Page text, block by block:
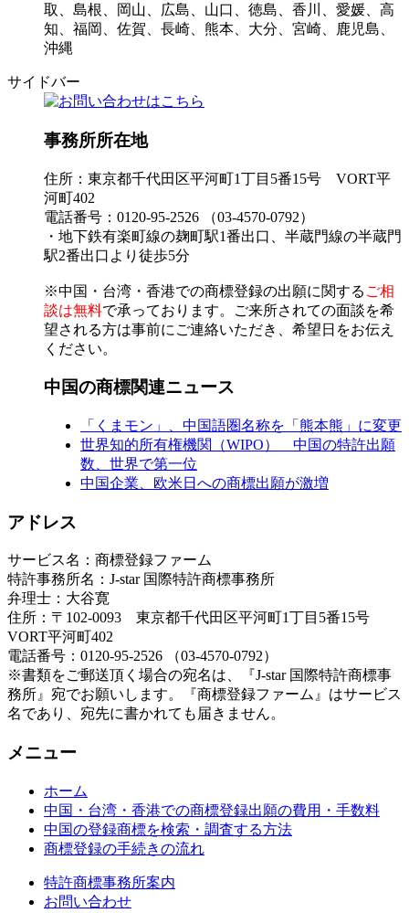
取、島根、岡山、広島、山口、徳島、香川、愛媛、高
知、福岡、佐賀、長崎、熊本、大分、宮崎、鹿児島、
沖縄
サイドバー
事務所所在地
住所：東京都千代田区平河町1丁目5番15号 VORT平
河町402
電話番号：0120-95-2526 （03-4570-0792）
・地下鉄有楽町線の麹町駅1番出口、半蔵門線の半蔵門
駅2番出口より徒歩5分
※中国・台湾・香港での商標登録の出願に関する ご相
談は無料で承っております。ご来所されての面談を希
望される方は事前にご連絡いただき、希望日をお伝え
ください。
中国の商標関連ニュース
「くまモン」、中国語圏名称を「熊本熊」に変更
世界知的所有権機関（WIPO） 中国の特許出願
数、世界で第一位
中国企業、欧米日への商標出願が激増
アドレス
サービス名：商標登録ファーム
特許事務所名：J-star 国際特許商標事務所
弁理士：大谷寛
住所：〒102-0093 東京都千代田区平河町1丁目5番15号
VORT平河町402
電話番号：0120-95-2526 （03-4570-0792）
※書類をご郵送頂く場合の宛名は、『J-star 国際特許商標事
務所』宛でお願いします。『商標登録ファーム』はサービス
名であり、宛先に書かれても届きません。
メニュー
ホーム
中国・台湾・香港での商標登録出願の費用・手数料
中国の登録商標を検索・調査する方法
商標登録の手続きの流れ
特許商標事務所案内
お問い合わせ